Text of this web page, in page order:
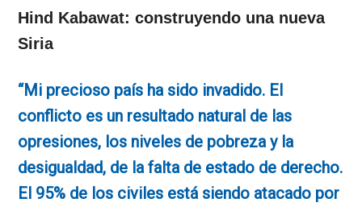
Hind Kabawat: construyendo una nueva
Siria
“Mi precioso país ha sido invadido. El
conflicto es un resultado natural de las
opresiones, los niveles de pobreza y la
desigualdad, de la falta de estado de derecho.
El 95% de los civiles está siendo atacado por